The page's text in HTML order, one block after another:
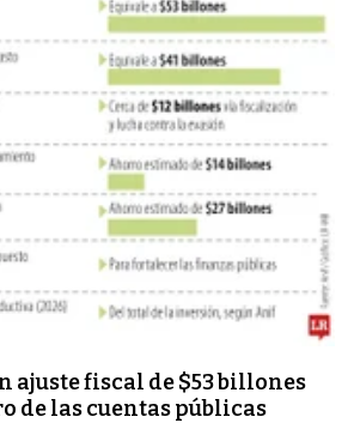
ajuste fiscal de $53 billones
de las cuentas públicas